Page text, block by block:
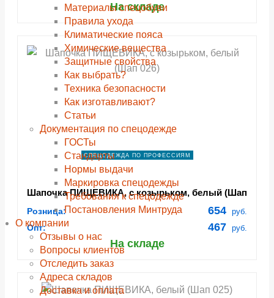
Материалы спецобуви
Правила ухода
Климатические пояса
Химические вещества
Защитные свойства
Как выбрать?
Техника безопасности
Как изготавливают?
Статьи
Документация по спецодежде
ГОСТы
Cтандарты
Нормы выдачи
Маркировка спецодежды
Требования к спецодежде
Постановления Минтруда
О компании
Отзывы о нас
Вопросы клиентов
Отследить заказ
Адреса складов
Доставка и оплата
На складе
СПЕЦОДЕЖДА ПО ПРОФЕССИЯМ
Шапочка ПИЩЕВИКА, с козырьком, белый (Шап
026)
Розница: 654 руб.
Опт: 467 руб.
На складе